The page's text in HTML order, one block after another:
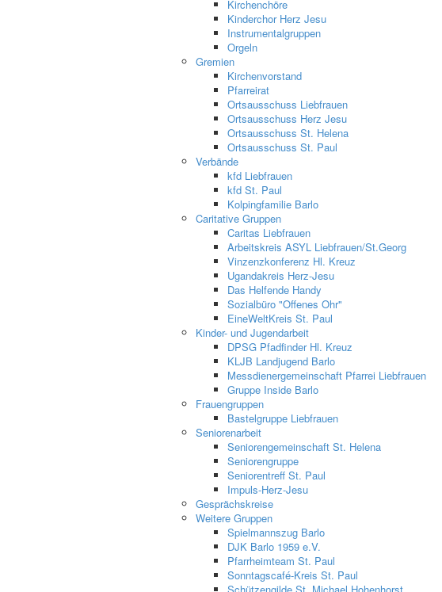
Kirchenchöre
Kinderchor Herz Jesu
Instrumentalgruppen
Orgeln
Gremien
Kirchenvorstand
Pfarreirat
Ortsausschuss Liebfrauen
Ortsausschuss Herz Jesu
Ortsausschuss St. Helena
Ortsausschuss St. Paul
Verbände
kfd Liebfrauen
kfd St. Paul
Kolpingfamilie Barlo
Caritative Gruppen
Caritas Liebfrauen
Arbeitskreis ASYL Liebfrauen/St.Georg
Vinzenzkonferenz Hl. Kreuz
Ugandakreis Herz-Jesu
Das Helfende Handy
Sozialbüro "Offenes Ohr"
EineWeltKreis St. Paul
Kinder- und Jugendarbeit
DPSG Pfadfinder Hl. Kreuz
KLJB Landjugend Barlo
Messdienergemeinschaft Pfarrei Liebfrauen
Gruppe Inside Barlo
Frauengruppen
Bastelgruppe Liebfrauen
Seniorenarbeit
Seniorengemeinschaft St. Helena
Seniorengruppe
Seniorentreff St. Paul
Impuls-Herz-Jesu
Gesprächskreise
Weitere Gruppen
Spielmannszug Barlo
DJK Barlo 1959 e.V.
Pfarrheimteam St. Paul
Sonntagscafé-Kreis St. Paul